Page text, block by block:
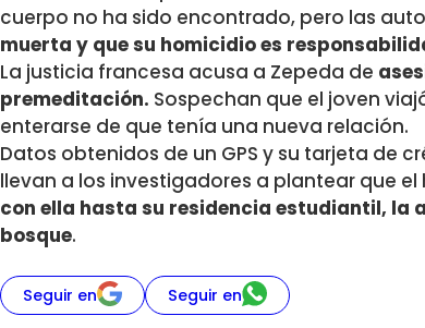
cuerpo no ha sido encontrado, pero las
muerta y que su homicidio es
La justicia francesa acusa a Zepeda de
premeditación. Sospechan que el joven
enterarse de que tenía una nueva relación.
Datos obtenidos de un GPS y su tarjeta de
llevan a los investigadores a plantear que el
con ella hasta su residencia estudiantil, la
bosque.
Seguir en Seguir en